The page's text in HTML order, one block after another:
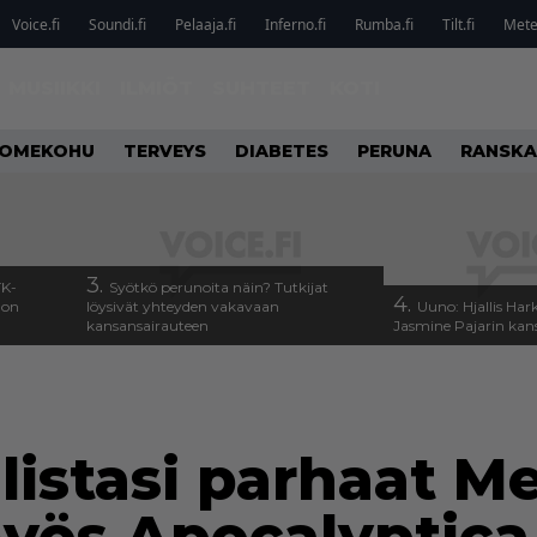
Voice.fi Soundi.fi Pelaaja.fi Inferno.fi Rumba.fi Tilt.fi
TERVEYS DIABETES PERUNA
3. Syötkö perunoita näin? Tutkijat
löysivät yhteyden vakavaan
kansansairauteen
4. Uuno: Hjallis
Jasmine Pajarin
parhaat